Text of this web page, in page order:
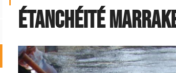
étanchéité